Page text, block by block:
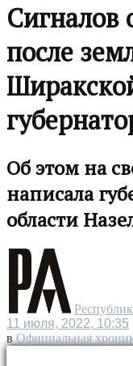
Сигналов
после
Об этом на
написала
области
11 июля, 2022, 10:35
в Официальная